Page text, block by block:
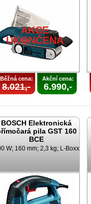
AKCE
UKONČENA
Běžná cena:
8.021,-
Akční cena:
6.990,-
BOSCH Elektronická
pila GST 160
BCE
W; 160 mm; 2,3 kg; L-Boxx